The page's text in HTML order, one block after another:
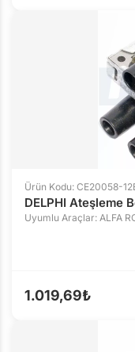
Ürün Kodu: CE20058-
DELPHI Ateşleme
Uyumlu Araçlar: ALFA
1.019,69₺